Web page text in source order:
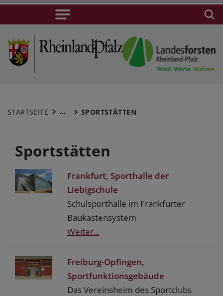
STARTSEITE ... SPORTSTÄTTEN
Sportstätten
Frankfurt, Sporthalle der
Liebigschule
Schulsporthalle im Frankfurter
Baukastensystem
Weiter...
Freiburg-Opfingen,
Sportfunktionsgebäude
Das Vereinsheim des Sportclubs